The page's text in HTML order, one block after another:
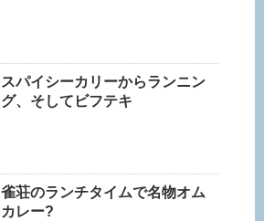
スパイシーカリーからランニン
グ、そしてビフテキ
雀荘のランチタイムで名物オム
カレー?